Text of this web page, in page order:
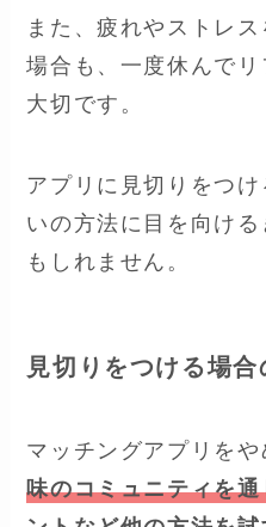
また、疲れやストレ
場合も、一度休んで
大切です。
アプリに見切りをつ
いの方法に目を向け
もしれません。
見切りをつける場合
マッチングアプリを
味のコミュニティを